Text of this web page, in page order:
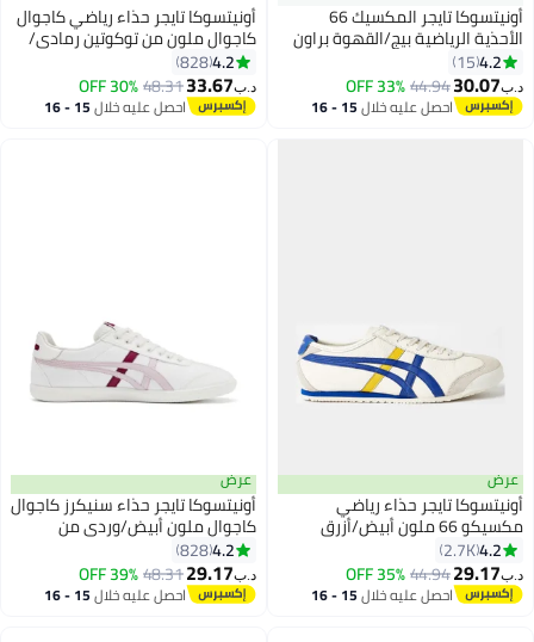
أونيتسوكا تايجر المكسيك 66
الأحذية الرياضية بيج/القهوة براون
4.2
15
د.ب‏30.07
44.94
33% OFF
احصل عليه خلال 15 - 16
أونيتسوكا تايجر حذاء رياضي كاجوال
كاجوال ملون من توكوتين رمادي/
أبيض/بني
4.2
828
د.ب‏33.67
48.31
30% OFF
احصل عليه خلال 15 - 16
عرض
أونيتسوكا تايجر حذاء رياضي
مكسيكو 66 ملون أبيض/أزرق
4.2
2.7K
د.ب‏29.17
44.94
35% OFF
احصل عليه خلال 15 - 16
عرض
أونيتسوكا تايجر حذاء سنيكرز كاجوال
كاجوال ملون أبيض/وردي من
توكوتين
4.2
828
د.ب‏29.17
48.31
39% OFF
احصل عليه خلال 15 - 16